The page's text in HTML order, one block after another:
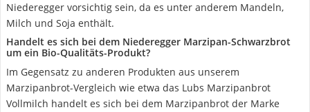
Niederegger vorsichtig sein, da es unter anderem Mandeln,
Milch und Soja enthält.
Handelt es sich bei dem Niederegger Marzipan-Schwarzbrot
um ein Bio-Qualitäts-Produkt?
Im Gegensatz zu anderen Produkten aus unserem
Marzipanbrot-Vergleich wie etwa das Lubs Marzipanbrot
Vollmilch handelt es sich bei dem Marzipanbrot der Marke